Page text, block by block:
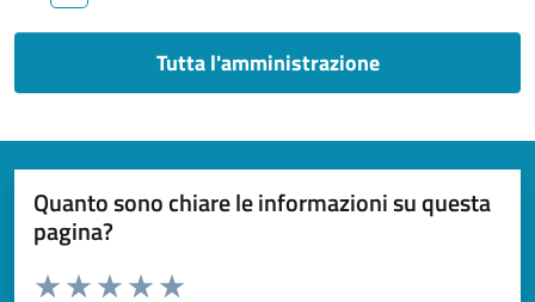
Tutta l'amministrazione
Quanto sono chiare le informazioni su questa
pagina?
Valuta da 1 a 5 stelle la pagina